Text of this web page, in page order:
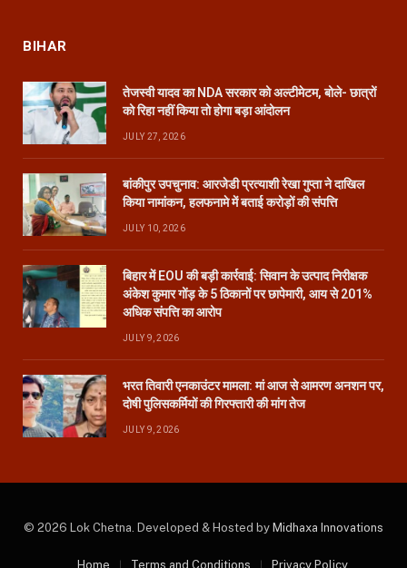
BIHAR
तेजस्वी यादव का NDA सरकार को अल्टीमेटम, बोले- छात्रों
को रिहा नहीं किया तो होगा बड़ा आंदोलन
JULY 27, 2026
बांकीपुर उपचुनाव: आरजेडी प्रत्याशी रेखा गुप्ता ने दाखिल
किया नामांकन, हलफनामे में बताई करोड़ों की संपत्ति
JULY 10, 2026
बिहार में EOU की बड़ी कार्रवाई: सिवान के उत्पाद निरीक्षक
अंकेश कुमार गोंड़ के 5 ठिकानों पर छापेमारी, आय से 201%
अधिक संपत्ति का आरोप
JULY 9, 2026
भरत तिवारी एनकाउंटर मामला: मां आज से आमरण अनशन पर,
दोषी पुलिसकर्मियों की गिरफ्तारी की मांग तेज
JULY 9, 2026
© 2026 Lok Chetna. Developed & Hosted by Midhaxa Innovations
Home Terms and Conditions Privacy Policy